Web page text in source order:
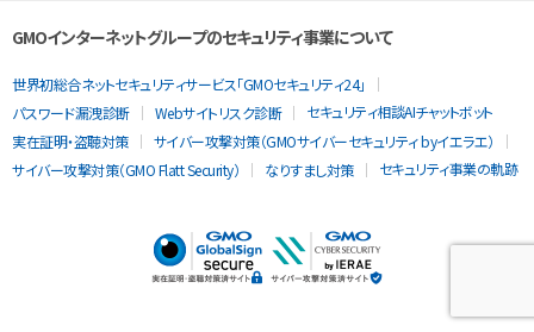
GMOインターネットグループのセキュリティ事業について
世界初総合ネットセキュリティサービス「GMOセキュリティ24」
パスワード漏洩診断
Webサイトリスク診断
セキュリティ相談AIチャットボット
実在証明・盗聴対策
サイバー攻撃対策（GMOサイバーセキュリティ byイエラエ）
サイバー攻撃対策（GMO Flatt Security）
なりすまし対策 セキュリティ事業の軌跡